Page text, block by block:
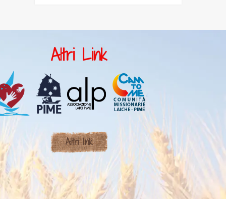
Altri Link
Altri link